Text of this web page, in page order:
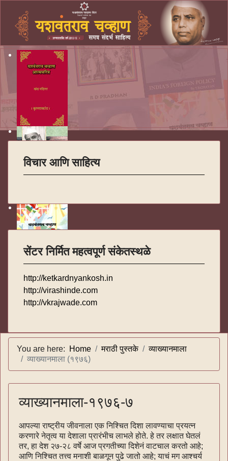
विचार आणि साहित्य
सेंटर निर्मित महत्वपूर्ण संकेतस्थळे
http://ketkardnyankosh.in
http://virashinde.com
http://vkrajwade.com
You are here: Home मराठी पुस्तके
व्याख्यानमाला
व्याख्यानमाला (१९७६)
व्याख्यानमाला-१९७६-७
आपल्या राष्ट्रीय जीवनाला एक निश्चित दिशा लावण्याचा प्रयत्न
करणारे नेतृत्व या देशाला प्रारंभीच लाभले होते. हे तर लक्षात घेतलं
तर, हा देश २७-२८ वर्षे आज प्रगतीच्या दिशेनं वाटचाल करतो आहे;
आणि निश्चित तत्त्व मनाशी बाळगून पुढे जातो आहे; याचं मग आश्चर्य